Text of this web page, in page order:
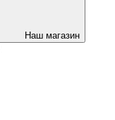
Наш магазин